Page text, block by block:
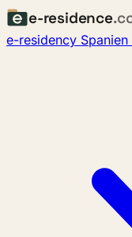
e-residence
e-residency